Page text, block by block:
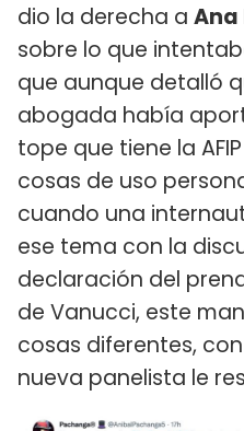
dio la derecha a Ana
sobre lo que
que aunque detalló
abogada había
tope que tiene la
cosas de uso
cuando una
ese tema con la
declaración del
de Vanucci, este
cosas diferentes,
nueva panelista le